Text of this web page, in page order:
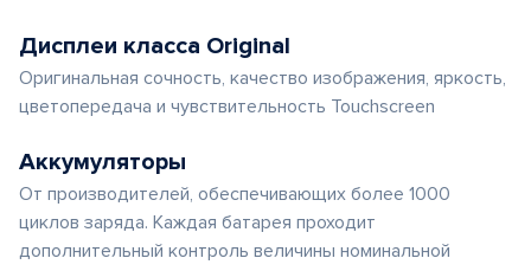
Дисплеи класса Original
Оригинальная сочность, качество изображения, яркость,
цветопередача и чувствительность Touchscreen
Аккумуляторы
От производителей, обеспечивающих более 1000
циклов заряда. Каждая батарея проходит
дополнительный контроль величины номинальной